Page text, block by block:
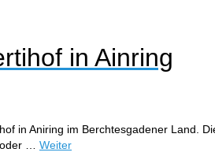
in Ainring
in Aniring im Berchtesgadener Land.
… Weiter